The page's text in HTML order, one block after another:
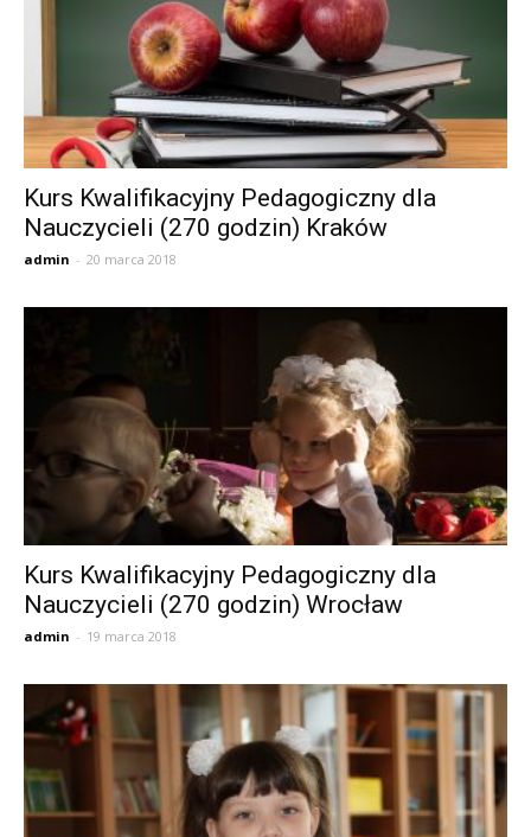
Kurs Kwalifikacyjny Pedagogiczny dla
Nauczycieli (270 godzin) Kraków
admin - 20 marca 2018
Kurs Kwalifikacyjny Pedagogiczny dla
Nauczycieli (270 godzin) Wrocław
admin - 19 marca 2018